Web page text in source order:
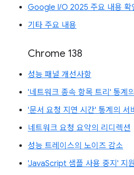
Google I/O 2025 주요 내용 확
기타 주요 내용
Chrome 138
성능 패널 개선사항
'네트워크 종속 항목 트리' 통계
'문서 요청 지연 시간' 통계의 서
네트워크 요청 요약의 리디렉션
성능 트레이스의 노이즈 감소
'JavaScript 샘플 사용 중지' 지